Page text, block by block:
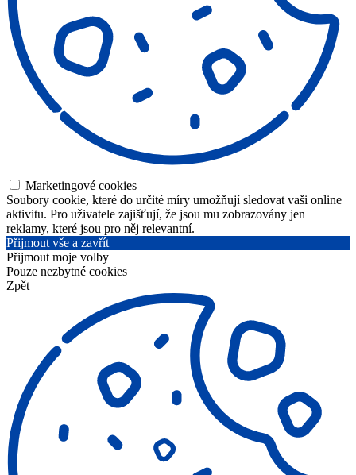
Marketingové cookies
Soubory cookie, které do určité míry umožňují sledovat vaši online
aktivitu. Pro uživatele zajišťují, že jsou mu zobrazovány jen
reklamy, které jsou pro něj relevantní.
Přijmout vše a zavřít
Přijmout moje volby
Pouze nezbytné cookies
Zpět